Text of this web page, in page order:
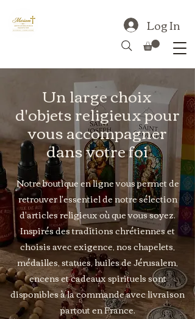
Log In
Un large choix
d'objets religieux pour
vous accompagner
dans votre foi
Notre boutique en ligne vous permet de
retrouver l'essentiel de notre sélection
d'articles religieux où que vous soyez.
Inspirés des traditions chrétiennes et
choisis avec exigence, nos chapelets,
médailles, statues, huiles de Jérusalem,
encens et cadeaux spirituels sont
disponibles à la commande avec livraison
partout en France.